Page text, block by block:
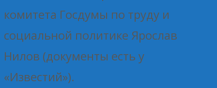
комитета Госдумы по труду и
социальной политике Ярослав
Нилов (документы есть у
«Известий»).